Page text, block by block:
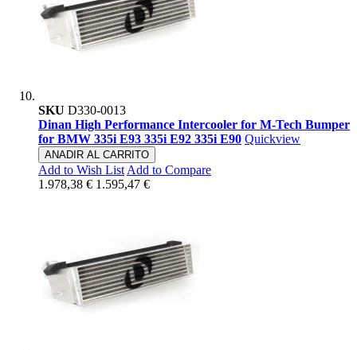
SKU D330-0013
Dinan High Performance Intercooler for M-Tech Bumper
for BMW 335i E93 335i E92 335i E90 Quickview
ANADIR AL CARRITO
Add to Wish List Add to Compare
1.978,38 € 1.595,47 €